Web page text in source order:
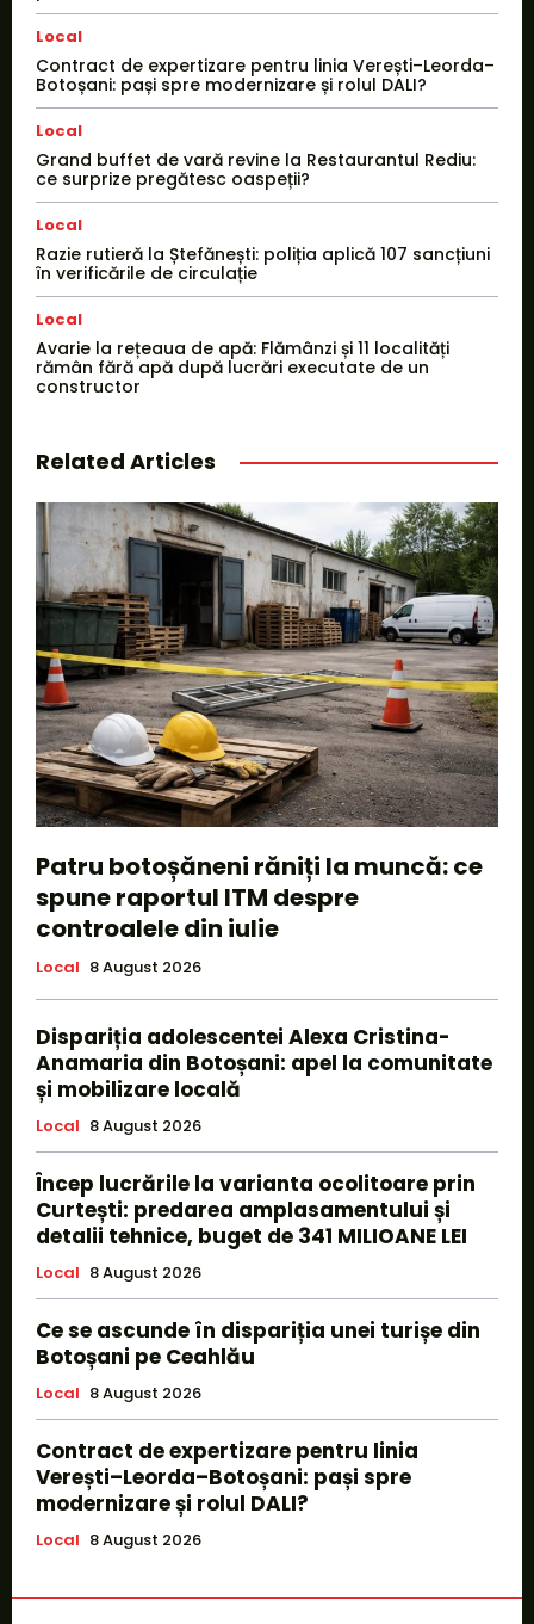
Local
Contract de expertizare pentru linia Verești–Leorda–
Botoșani: pași spre modernizare și rolul DALI?
Local
Grand buffet de vară revine la Restaurantul Rediu:
ce surprize pregătesc oaspeții?
Local
Razie rutieră la Ștefănești: poliția aplică 107 sancțiuni
în verificările de circulație
Local
Avarie la rețeaua de apă: Flămânzi și 11 localități
rămân fără apă după lucrări executate de un
constructor
Related Articles
Patru botoșăneni răniți la muncă: ce
spune raportul ITM despre
controalele din iulie
Local 8 August 2026
Dispariția adolescentei Alexa Cristina-
Anamaria din Botoșani: apel la comunitate
și mobilizare locală
Local 8 August 2026
Încep lucrările la varianta ocolitoare prin
Curtești: predarea amplasamentului și
detalii tehnice, buget de 341 MILIOANE LEI
Local 8 August 2026
Ce se ascunde în dispariția unei turișe din
Botoșani pe Ceahlău
Local 8 August 2026
Contract de expertizare pentru linia
Verești–Leorda–Botoșani: pași spre
modernizare și rolul DALI?
Local 8 August 2026